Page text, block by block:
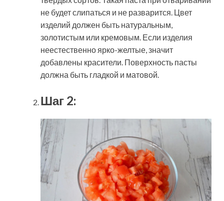
не будет слипаться и не разварится. Цвет
изделий должен быть натуральным,
золотистым или кремовым. Если изделия
неестественно ярко-желтые, значит
добавлены красители. Поверхность пасты
должна быть гладкой и матовой.
Шаг 2: